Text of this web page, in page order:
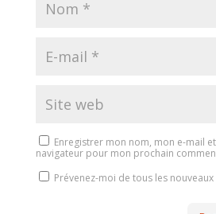
Enregistrer mon nom, mon e-mail
navigateur pour mon prochain
Prévenez-moi de tous les